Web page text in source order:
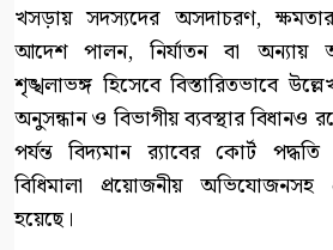
খসড়ায় সদস্যদের অসদাচরণ,
আদেশ পালন, নির্যাতন বা অন্যায়
শৃঙ্খলাভঙ্গ হিসেবে বিস্তারিতভাবে
অনুসন্ধান ও বিভাগীয় ব্যবস্থার বিধানও
পর্যন্ত বিদ্যমান র‍্যাবের কোর্ট
বিধিমালা প্রয়োজনীয়
হয়েছে।